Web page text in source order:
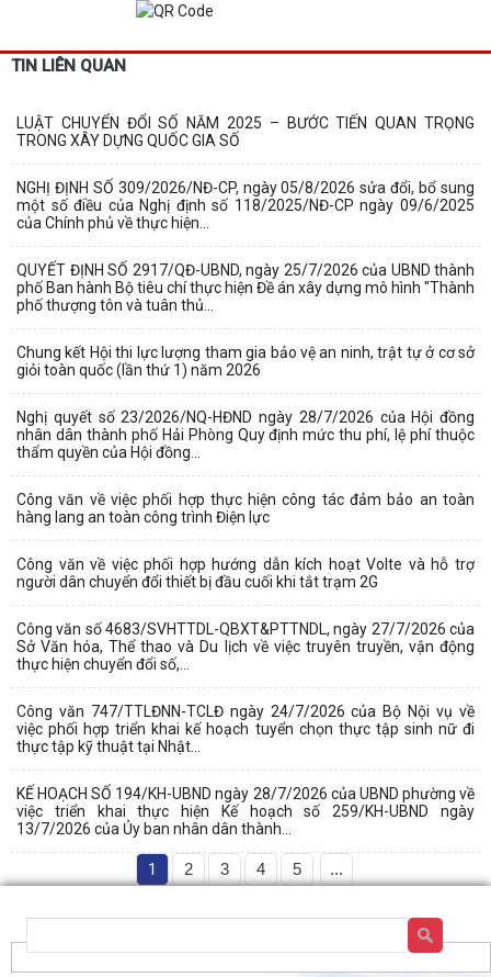
TIN LIÊN QUAN
LUẬT CHUYỂN ĐỔI SỐ NĂM 2025 – BƯỚC TIẾN QUAN TRỌNG
TRONG XÂY DỰNG QUỐC GIA SỐ
NGHỊ ĐỊNH SỐ 309/2026/NĐ-CP, ngày 05/8/2026 sửa đổi, bổ sung
một số điều của Nghị định số 118/2025/NĐ-CP ngày 09/6/2025
của Chính phủ về thực hiện...
QUYẾT ĐỊNH SỐ 2917/QĐ-UBND, ngày 25/7/2026 của UBND thành
phố Ban hành Bộ tiêu chí thực hiện Đề án xây dựng mô hình "Thành
phố thượng tôn và tuân thủ...
Chung kết Hội thi lực lượng tham gia bảo vệ an ninh, trật tự ở cơ sở
giỏi toàn quốc (lần thứ 1) năm 2026
Nghị quyết số 23/2026/NQ-HĐND ngày 28/7/2026 của Hội đồng
nhân dân thành phố Hải Phòng Quy định mức thu phí, lệ phí thuộc
thẩm quyền của Hội đồng...
Công văn về việc phối hợp thực hiện công tác đảm bảo an toàn
hàng lang an toàn công trình Điện lực
Công văn về việc phối hợp hướng dẫn kích hoạt Volte và hỗ trợ
người dân chuyển đổi thiết bị đầu cuối khi tắt trạm 2G
Công văn số 4683/SVHTTDL-QBXT&PTTNDL, ngày 27/7/2026 của
Sở Văn hóa, Thể thao và Du lịch về việc truyên truyền, vận động
thực hiện chuyển đổi số,...
Công văn 747/TTLĐNN-TCLĐ ngày 24/7/2026 của Bộ Nội vụ về
việc phối hợp triển khai kế hoạch tuyển chọn thực tập sinh nữ đi
thực tập kỹ thuật tại Nhật...
KẾ HOẠCH SỐ 194/KH-UBND ngày 28/7/2026 của UBND phường về
việc triển khai thực hiện Kế hoạch số 259/KH-UBND ngày
13/7/2026 của Ủy ban nhân dân thành...
1 2 3 4 5 ...